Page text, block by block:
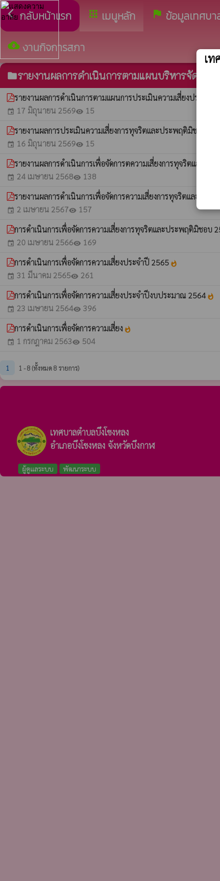
arrow_back_iosกลับหน้าแรก apps เมนูหลัก assistant_photo ข้อมูลเทศบา
cloud_download งานกิจการสภา
folderรายงานผลการดำเนินการตามแผนบริหารจัดการ
รายงานผลการดำเนินการตามแผนการประเมินความเสี่ยงประจำ
event 17 มิถุนายน 2569visibility 15
รายงานผลการประเมินความเสี่ยงการทุจริตและประพฤติมิชอบ
event 16 มิถุนายน 2569visibility 15
รายงานผลการดำเนินการเพื่อจัดการตความเสี่ยงการทุจริตและป
event 24 เมษายน 2568visibility 138
รายงานผลการดำเนินการเพื่อจัดการความเสี่ยงการทุจริตและปร
event 2 เมษายน 2567visibility 157
การดำเนินการเพื่อจัดการความเสี่ยงการทุจริตและประพฤติมิชอบ
event 20 เมษายน 2566visibility 169
การดำเนินการเพื่อจัดการความเสี่ยงประจำปี 2565 whatshot
event 31 มีนาคม 2565visibility 261
การดำเนินการเพื่อจัดการความเสี่ยงประจำปีงบประมาณ 2564 whatshot
event 23 เมษายน 2564visibility 396
การดำเนินการเพื่อจัดการความเสี่ยง whatshot
event 1 กรกฎาคม 2563visibility 504
1 1 - 8 (ทั้งหมด 8 รายการ)
เทศบาลตำบลบึงโขงหลง
อำเภอบึงโขงหลง จังหวัดบึงกาฬ
ผู้ดูแลระบบ พัฒนาระบบ
เท